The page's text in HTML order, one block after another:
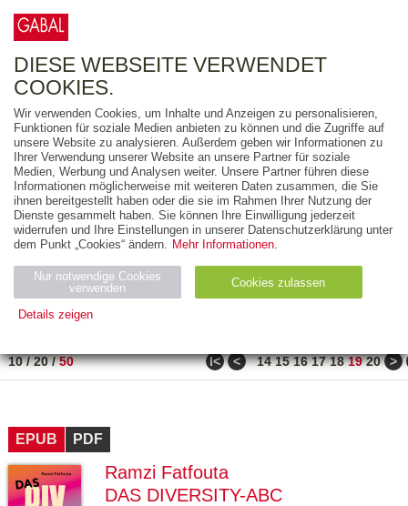
FREITEXT
AUSGABEART
AUS DER REIHE
ZUM THEMA
Neuerscheinung
Bestseller
PREIS
10/20/50 ǀ< < 14 15 16 17 18 19 20 >
EPUB PDF
Ramzi Fatfouta
DAS DIVERSITY-ABC
DIESE WEBSEITE VERWENDET
COOKIES.
Wir verwenden Cookies, um Inhalte und Anzeigen zu personalisieren,
Funktionen für soziale Medien anbieten zu können und die Zugriffe auf
unsere Website zu analysieren. Außerdem geben wir Informationen zu
Ihrer Verwendung unserer Website an unsere Partner für soziale
Medien, Werbung und Analysen weiter. Unsere Partner führen diese
Informationen möglicherweise mit weiteren Daten zusammen, die Sie
ihnen bereitgestellt haben oder die sie im Rahmen Ihrer Nutzung der
Dienste gesammelt haben. Sie können Ihre Einwilligung jederzeit
widerrufen und Ihre Einstellungen in unserer Datenschutzerklärung unter
dem Punkt „Cookies“ ändern. Mehr Informationen.
Nur notwendige Cookies
verwenden
Cookies zulassen
Details zeigen
Name Zweck
ESSION
_ID
verlag.
de
GV_CO
OKIES
gabal-
verlag.
de
Speichert den Zustimmungsstatus des
Domäne.